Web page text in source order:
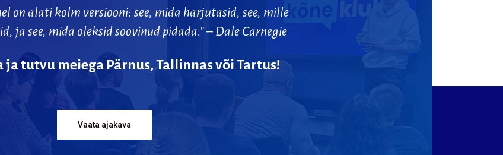
on alati kolm versiooni: see, mida harjutasid, see, mille
ja see, mida oleksidsoovinud pidada."– Dale Carnegie
jatutvu meiega Pärnus, Tallinnasvõi Tartus!
Vaata ajakava